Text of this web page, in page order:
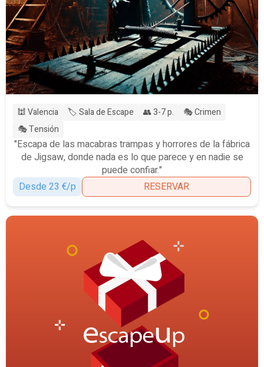
🕍 Valencia 🏷️ Sala de Escape 👥 3-7 p.
🎭 Crimen
🎭 Tensión
"Escapa de las macabras trampas y horrores de la fábrica
de Jigsaw, donde nada es lo que parece y en nadie se
puede confiar."
Desde 23 €/p
RESERVAR